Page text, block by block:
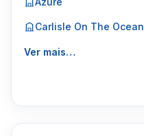
Carlisle On The Ocean
Ver mais…